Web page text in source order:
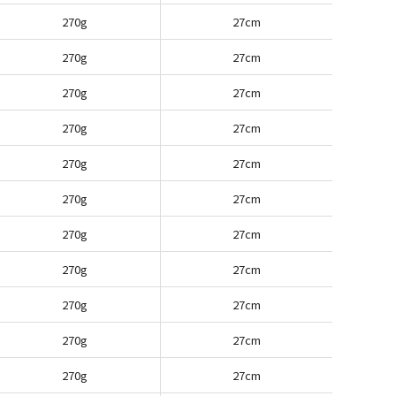
270g 27cm
270g 27cm
270g 27cm
270g 27cm
270g 27cm
270g 27cm
270g 27cm
270g 27cm
270g 27cm
270g 27cm
270g 27cm